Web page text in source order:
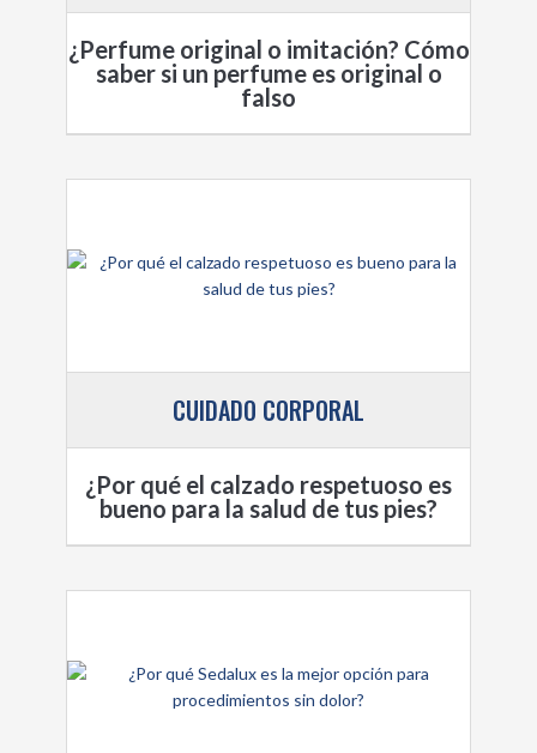
¿Perfume original o imitación? Cómo
saber si un perfume es original o
falso
CUIDADO CORPORAL
¿Por qué el calzado respetuoso es
bueno para la salud de tus pies?